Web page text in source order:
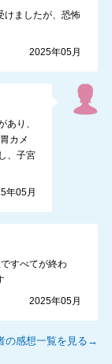
けましたが、恐怖
2025年05月
り、
カメ
、子宮
年05月
すべてが終わ
2025年05月
の感想一覧を見る→